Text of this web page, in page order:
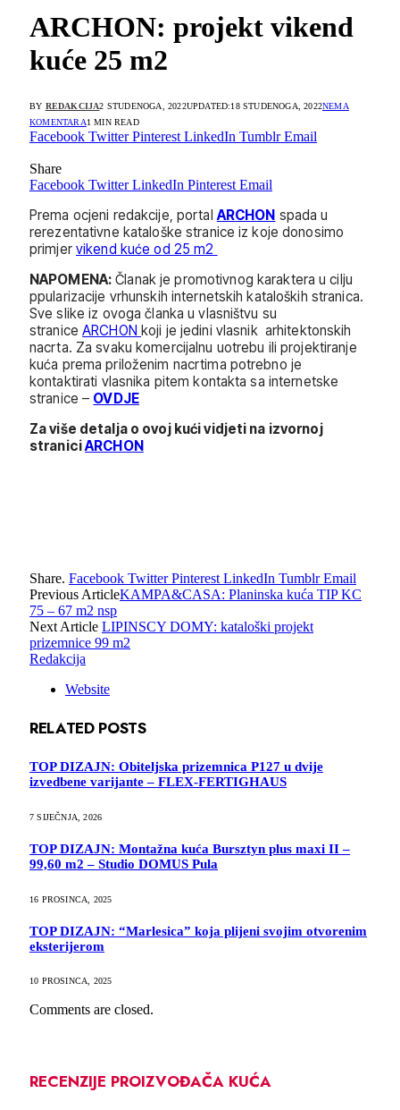
ARCHON: projekt vikend
kuće 25 m2
BY REDAKCIJA2 STUDENOGA, 2022UPDATED:18 STUDENOGA, 2022NEMA
KOMENTARA1 MIN READ
Facebook Twitter Pinterest LinkedIn Tumblr Email
Share
Facebook Twitter LinkedIn Pinterest Email
Prema ocjeni redakcije, portalARCHON spada u
rerezentativne kataloške stranice iz koje donosimo
primjer vikend kuće od 25 m2
NAPOMENA: Članak je promotivnog karaktera u cilju
ppularizacije vrhunskih internetskih kataloških stranica.
Sve slike iz ovoga članka u vlasništvu su
straniceARCHON koji je jedini vlasnik arhitektonskih
nacrta. Za svaku komercijalnu uotrebu ili projektiranje
kuća prema priloženim nacrtima potrebno je
kontaktirati vlasnika pitem kontakta sa internetske
stranice – OVDJE
Za više detalja o ovoj kući vidjeti na izvornoj
straniciARCHON
Share. Facebook Twitter Pinterest LinkedIn Tumblr Email
Previous ArticleKAMPA&CASA: Planinska kuća TIP KC
75 – 67 m2 nsp
Next Article LIPINSCY DOMY: kataloški projekt
prizemnice 99 m2
Redakcija
Website
RELATED POSTS
TOP DIZAJN: Obiteljska prizemnica P127 u dvije
izvedbene varijante – FLEX-FERTIGHAUS
7 SIJEČNJA, 2026
TOP DIZAJN: Montažna kuća Bursztyn plus maxi II –
99,60 m2 – Studio DOMUS Pula
16 PROSINCA, 2025
TOP DIZAJN: “Marlesica” koja plijeni svojim otvorenim
eksterijerom
10 PROSINCA, 2025
Comments are closed.
RECENZIJE PROIZVOĐAČA KUĆA